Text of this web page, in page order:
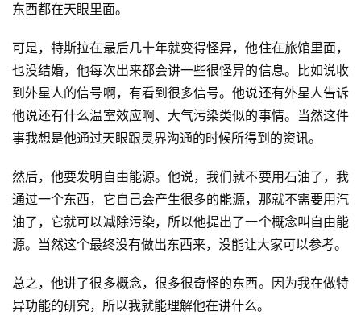
东西都在天眼里面。
可是，特斯拉在最后几十年就变得怪异，他住在旅馆里面，
也没结婚，他每次出来都会讲一些很怪异的信息。比如说收
到外星人的信号啊，有看到很多信号。他说还有外星人告诉
他说还有什么温室效应啊、大气污染类似的事情。当然这件
事我想是他通过天眼跟灵界沟通的时候所得到的资讯。
然后，他要发明自由能源。他说，我们就不要用石油了，我
通过一个东西，它自己会产生很多的能源，那就不需要用汽
油了，它就可以减除污染，所以他提出了一个概念叫自由能
源。当然这个最终没有做出东西来，没能让大家可以参考。
总之，他讲了很多概念，很多很奇怪的东西。因为我在做特
异功能的研究，所以我就能理解他在讲什么。